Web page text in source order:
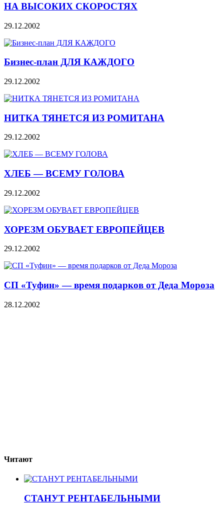
НА ВЫСОКИХ СКОРОСТЯХ
29.12.2002
Бизнес-план ДЛЯ КАЖДОГО
29.12.2002
НИТКА ТЯНЕТСЯ ИЗ РОМИТАНА
29.12.2002
ХЛЕБ — ВСЕМУ ГОЛОВА
29.12.2002
ХОРЕЗМ ОБУВАЕТ ЕВРОПЕЙЦЕВ
29.12.2002
СП «Туфин» — время подарков от Деда Мороза
28.12.2002
Читают
СТАНУТ РЕНТАБЕЛЬНЫМИ